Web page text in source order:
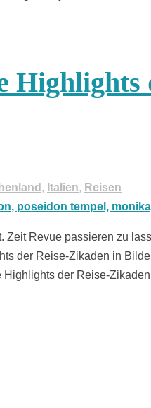
Highlights
, Italien, Reisen
Zeit Revue passieren zu
der Reise-Zikaden in
Highlights der Reise-